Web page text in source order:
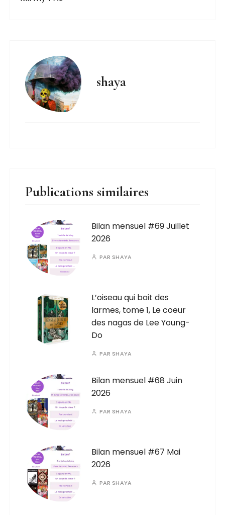
shaya
Publications similaires
Bilan mensuel #69 Juillet
2026
PAR SHAYA
L’oiseau qui boit des
larmes, tome 1, Le coeur
des nagas de Lee Young-
Do
PAR SHAYA
Bilan mensuel #68 Juin
2026
PAR SHAYA
Bilan mensuel #67 Mai
2026
PAR SHAYA